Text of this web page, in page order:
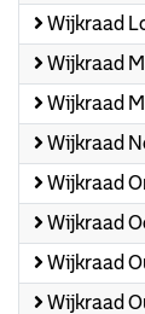
Wijkraad
Wijkraad
Wijkraad
Wijkraad
Wijkraad
Wijkraad
Wijkraad
Wijkraad